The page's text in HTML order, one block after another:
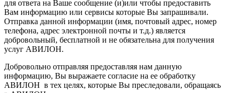
для ответа на Ваше сообщение (и)или чтобы предоставить
Вам информацию или сервисы которые Вы запрашивали.
Отправка данной информации (имя, почтовый адрес, номер
телефона, адрес электронной почты и т.д.) является
добровольный, бесплатной и не обязательна для получения
услуг АВИЛОН.
Добровольно отправляя предоставляя нам данную
информацию, Вы выражаете согласие на ее обработку
АВИЛОН в тех целях, которые Вы преследовали, обращаясь